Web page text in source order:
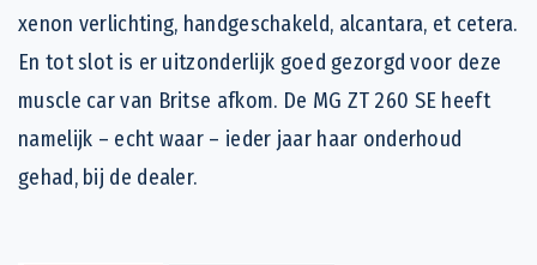
xenon verlichting, handgeschakeld, alcantara, et cetera.
En tot slot is er uitzonderlijk goed gezorgd voor deze
muscle car van Britse afkom. De MG ZT 260 SE heeft
namelijk – echt waar – ieder jaar haar onderhoud
gehad, bij de dealer.